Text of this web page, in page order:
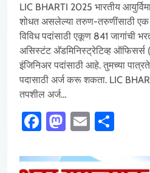
LIC BHARTI 2025 भारतीय
शोधत असलेल्या तरुण-तरुणींसाठी एक
विविध पदांसाठी एकूण 841 जागांची
असिस्टंट अ‍ॅडमिनिस्ट्रेटिव्ह
इंजिनिअर पदांसाठी आहे. तुमच्या
पदासाठी अर्ज करू शकता. LIC
तपशील अर्ज…
Facebook
Mastodon
Email